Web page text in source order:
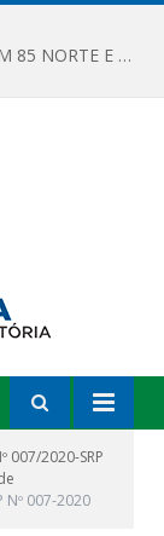
OBRAS DA QUADRA POLIESPORTIVA DO KM 85 NORTE E DA ESCOLA GASPAR VIANA AVANÇAM
007/2020-SRP
Nº 007-2020